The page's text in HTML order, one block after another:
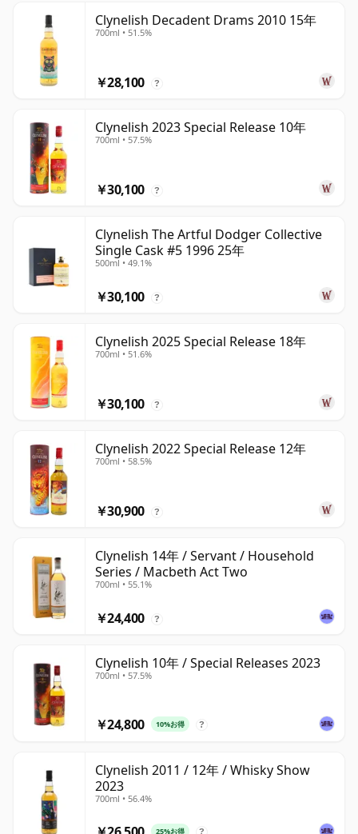
Clynelish Decadent Drams 2010 15年
700ml • 51.5%
￥28,100 ?
Clynelish 2023 Special Release 10年
700ml • 57.5%
￥30,100 ?
Clynelish The Artful Dodger Collective
Single Cask #5 1996 25年
500ml • 49.1%
￥30,100 ?
Clynelish 2025 Special Release 18年
700ml • 51.6%
￥30,100 ?
Clynelish 2022 Special Release 12年
700ml • 58.5%
￥30,900 ?
Clynelish 14年 / Servant / Household
Series / Macbeth Act Two
700ml • 55.1%
￥24,400 ?
Clynelish 10年 / Special Releases 2023
700ml • 57.5%
￥24,800 10%お得 ?
Clynelish 2011 / 12年 / Whisky Show
2023
700ml • 56.4%
25%お得 ?